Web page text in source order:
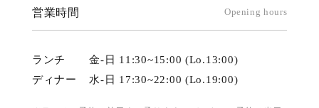
営業時間 Opening hours
ランチ
金-日 11:30~15:00 (Lo.13:00)
ディナー
水-日 17:30~22:00 (Lo.19:00)